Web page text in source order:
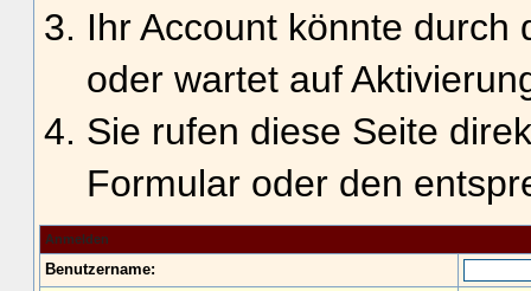
Ihr Account könnte durch
oder wartet auf
Sie rufen diese Seite
Formular oder den
Anmelden
Benutzername: